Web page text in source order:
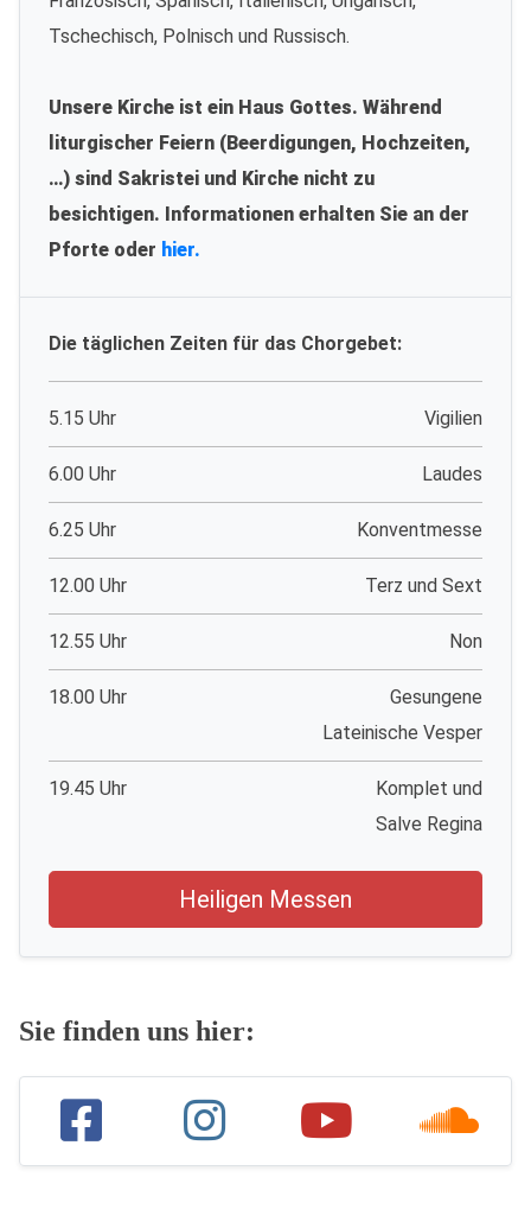
Tschechisch, Polnisch und Russisch.
Unsere Kirche ist ein Haus Gottes. Während
liturgischer Feiern (Beerdigungen, Hochzeiten,
…) sind Sakristei und Kirche nicht zu
besichtigen. Informationen erhalten Sie an der
Pforte oder hier.
Die täglichen Zeiten für das Chorgebet:
5.15 Uhr Vigilien
6.00 Uhr Laudes
6.25 Uhr Konventmesse
12.00 Uhr Terz und Sext
12.55 Uhr Non
18.00 Uhr
Gesungene
Lateinische Vesper
19.45 Uhr
Komplet und
Salve Regina
Heiligen Messen
Sie finden uns hier: